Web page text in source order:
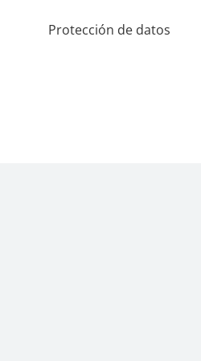
Protección de datos